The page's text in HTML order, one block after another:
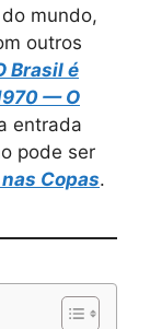
mundo,
outros
Brasil é
— O
entrada
pode ser
Copas.